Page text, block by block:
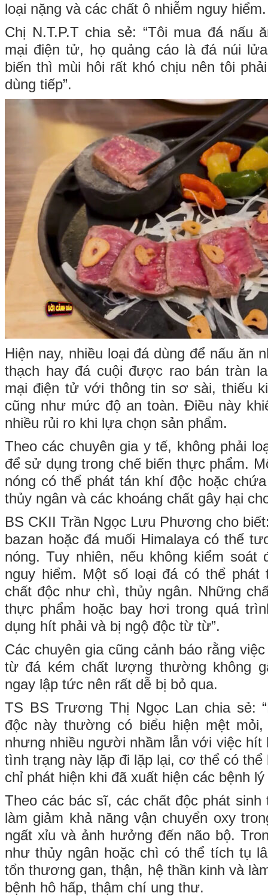
loại nặng và các chất ô nhiễm nguy hiểm.
Chị N.T.P.T chia sẻ: “Tôi mua đá nấu
mại điện tử, họ quảng cáo là đá núi
biến thì mùi hôi rất khó chịu nên tôi
dùng tiếp”.
Hiện nay, nhiều loại đá dùng để nấu ăn
thạch hay đá cuội được rao bán tràn
mại điện tử với thông tin sơ sài, thiếu
cũng như mức độ an toàn. Điều này
nhiều rủi ro khi lựa chọn sản phẩm.
Theo các chuyên gia y tế, không phải
để sử dụng trong chế biến thực phẩm.
nóng có thể phát tán khí độc hoặc
thủy ngân và các khoáng chất gây hại
BS CKII Trần Ngọc Lưu Phương cho
bazan hoặc đá muối Himalaya có thể
nóng. Tuy nhiên, nếu không kiểm
nguy hiểm. Một số loại đá có thể phát
chất độc như chì, thủy ngân. Những
thực phẩm hoặc bay hơi trong quá
dụng hít phải và bị ngộ độc từ từ”.
Các chuyên gia cũng cảnh báo rằng
từ đá kém chất lượng thường không
ngay lập tức nên rất dễ bị bỏ qua.
TS BS Trương Thị Ngọc Lan chia sẻ:
độc này thường có biểu hiện mệt
nhưng nhiều người nhầm lẫn với việc
tình trạng này lặp đi lặp lại, cơ thể có
chỉ phát hiện khi đã xuất hiện các bệnh lý
Theo các bác sĩ, các chất độc phát
làm giảm khả năng vận chuyển oxy
ngất xỉu và ảnh hưởng đến não bộ.
như thủy ngân hoặc chì có thể tích tụ
tổn thương gan, thận, hệ thần kinh và
bệnh hô hấp, thậm chí ung thư.